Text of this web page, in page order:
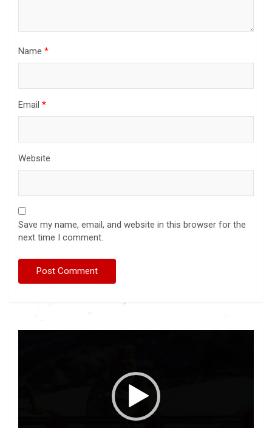
Name *
Email *
Website
Save my name, email, and website in this browser for the
next time I comment.